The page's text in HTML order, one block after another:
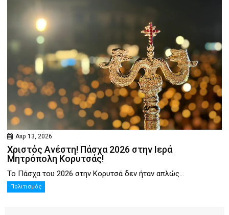
Απρ 13, 2026
Χριστός Ανέστη! Πάσχα 2026 στην Ιερά
Μητρόπολη Κορυτσάς!
Το Πάσχα του 2026 στην Κορυτσά δεν ήταν απλώς...
Πολιτισμός